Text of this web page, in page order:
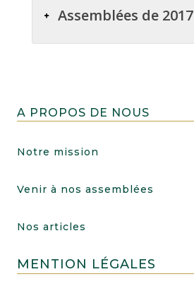
Assemblées de 2017
A PROPOS DE NOUS
Notre mission
Venir à nos assemblées
Nos articles
MENTION LÉGALES